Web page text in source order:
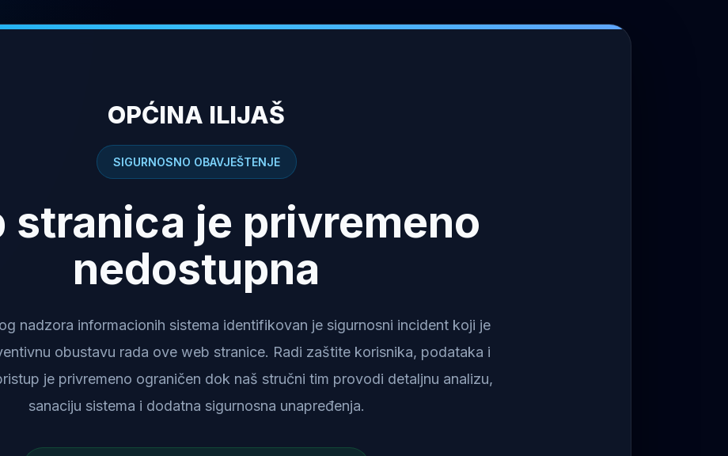
OPĆINA ILIJAŠ
SIGURNOSNO OBAVJEŠTENJE
stranica je privremeno
nedostupna
nadzora informacionih sistema identifikovan je sigurnosni incident koji je
obustavu rada ove web stranice. Radi zaštite korisnika, podataka i
je privremeno ograničen dok naš stručni tim provodi detaljnu analizu,
sanaciju sistema i dodatna sigurnosna unapređenja.